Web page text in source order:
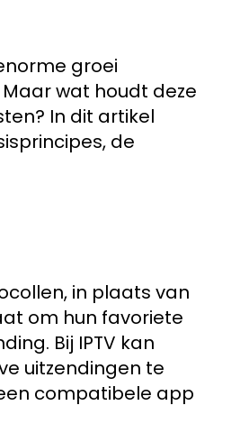
groei
wat houdt deze
In dit artikel
de
in plaats van
om hun favoriete
Bij IPTV kan
uitzendingen te
compatibele app